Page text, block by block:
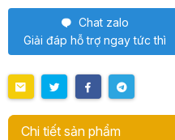
Chat zalo
Giải đáp hỗ trợ ngay tức thì
Chi tiết sản phẩm